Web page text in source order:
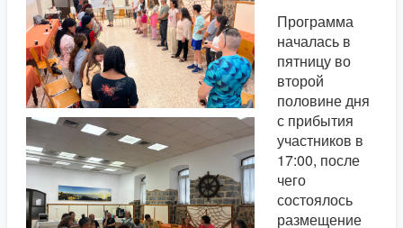
Программа
началась в
пятницу во
второй
половине дня
с прибытия
участников в
17:00, после
чего
состоялось
размещение